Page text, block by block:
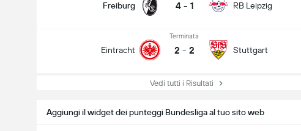
Freiburg 4 - 1 RB Leipzig
Eintracht
Terminata
2 - 2 Stuttgart
Vedi tutti i Risultati
Aggiungi il widget dei punteggi Bundesliga al tuo sito web